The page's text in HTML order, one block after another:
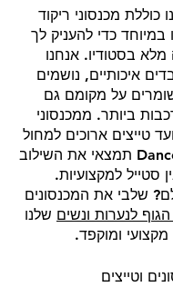
כוללת מכנסוני ריקוד
במיוחד כדי להעניק לך
בסטודיו. אנחנו
איכותיים, נושמים
על מקומם גם
ביותר. ממכנסוני
טייצים ארוכים למחול
מודרני, ב-Dancestyle תמצאי את השילוב
סטייל למקצועיות.
שלבי את המכנסונים
לנערות ונשים שלנו
ומוקפד.
וטייצים